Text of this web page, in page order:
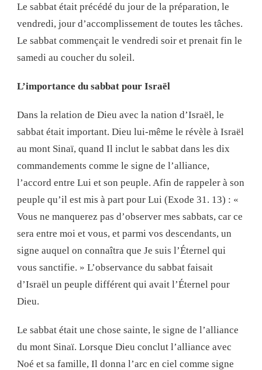
Le sabbat était précédé du jour de la préparation, le
vendredi, jour d’accomplissement de toutes les tâches.
Le sabbat commençait le vendredi soir et prenait fin le
samedi au coucher du soleil.
L’importance du sabbat pour Israël
Dans la relation de Dieu avec la nation d’Israël, le
sabbat était important. Dieu lui-même le révèle à Israël
au mont Sinaï, quand Il inclut le sabbat dans les dix
commandements comme le signe de l’alliance,
l’accord entre Lui et son peuple. Afin de rappeler à son
peuple qu’il est mis à part pour Lui (Exode 31. 13) : «
Vous ne manquerez pas d’observer mes sabbats, car ce
sera entre moi et vous, et parmi vos descendants, un
signe auquel on connaîtra que Je suis l’Éternel qui
vous sanctifie. » L’observance du sabbat faisait
d’Israël un peuple différent qui avait l’Éternel pour
Dieu.
Le sabbat était une chose sainte, le signe de l’alliance
du mont Sinaï. Lorsque Dieu conclut l’alliance avec
Noé et sa famille, Il donna l’arc en ciel comme signe